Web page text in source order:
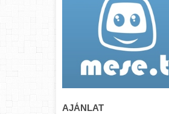
AJÁNLAT